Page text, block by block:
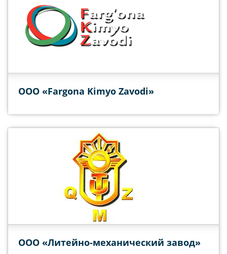
ООО «Fargona Kimyo Zavodi»
ООО «Литейно-механический завод»